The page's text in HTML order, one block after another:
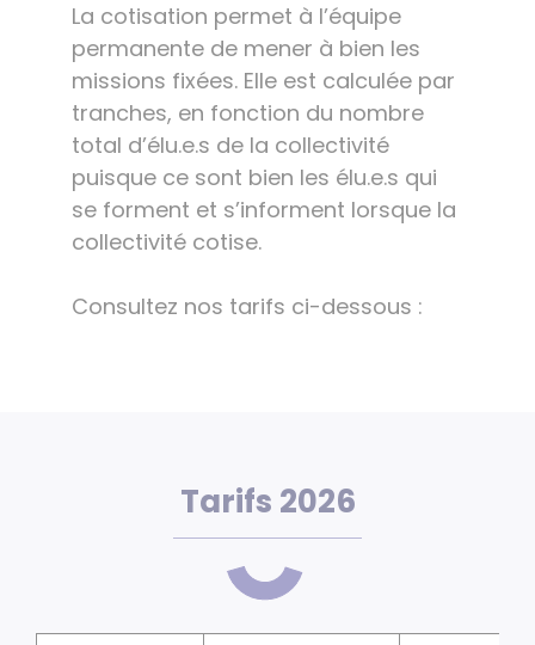
La cotisation permet à l’équipe
permanente de mener à bien les
missions fixées. Elle est calculée par
tranches, en fonction du nombre
total d’élu.e.s de la collectivité
puisque ce sont bien les élu.e.s qui
se forment et s’informent lorsque la
collectivité cotise.
Consultez nos tarifs ci-dessous :
Tarifs 2026